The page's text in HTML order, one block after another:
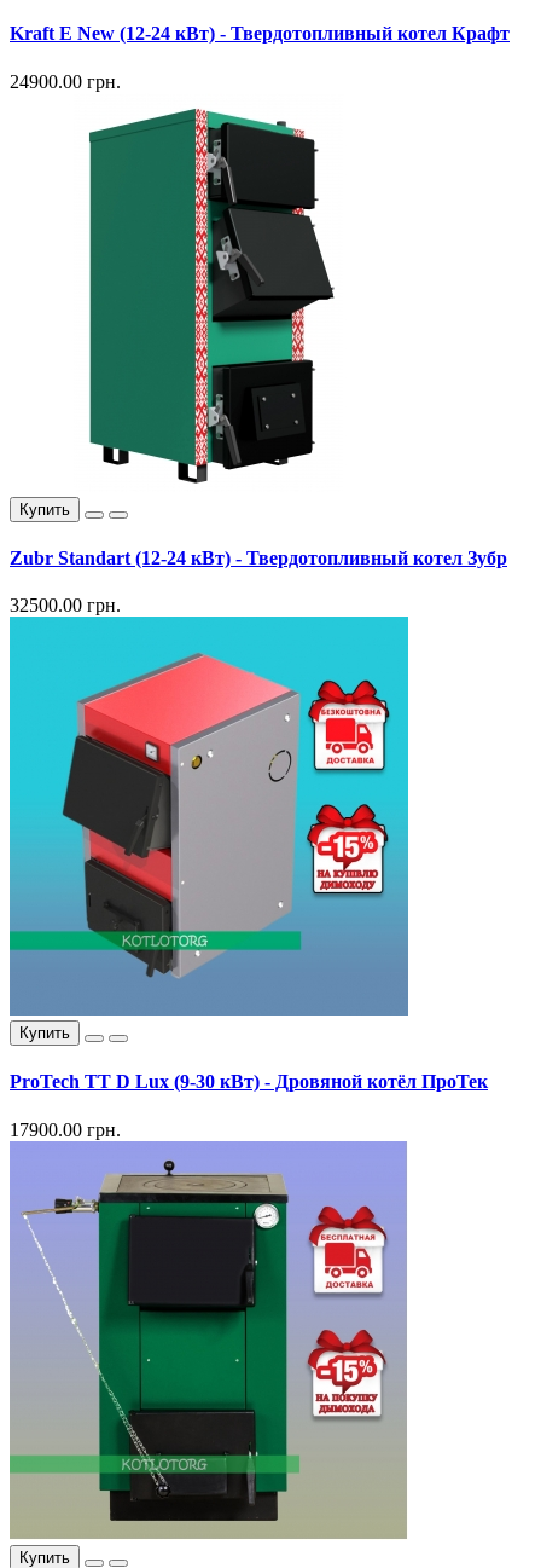
Kraft E New (12-24 кВт) - Твердотопливный котел Крафт
24900.00 грн.
Купить
Zubr Standart (12-24 кВт) - Твердотопливный котел Зубр
32500.00 грн.
Купить
ProTech TT D Lux (9-30 кВт) - Дровяной котёл ПроТек
17900.00 грн.
Купить